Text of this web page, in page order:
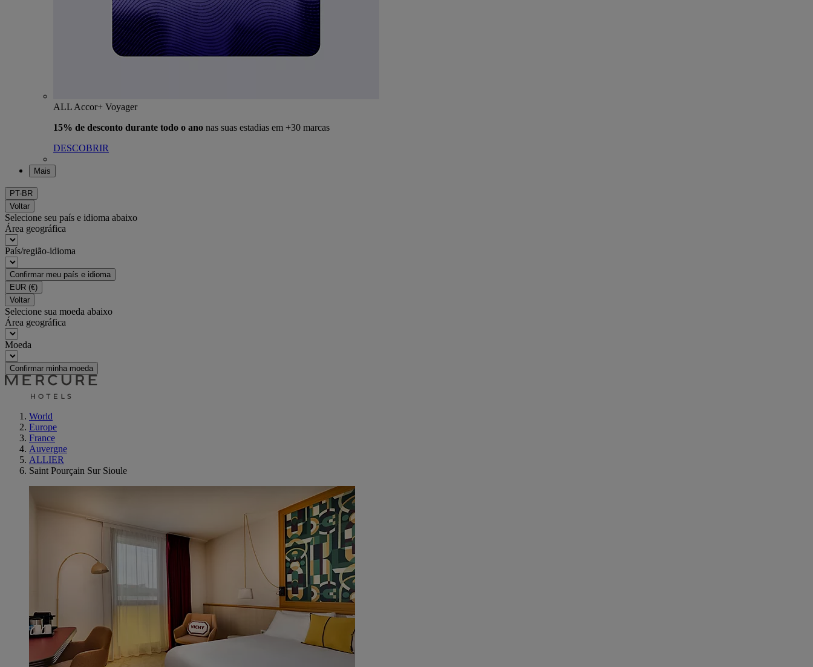
ALL Accor+ Voyager
15% de desconto durante todo o ano nas suas estadias em +30 marcas
DESCOBRIR
Mais
PT-BR
Voltar
Selecione seu país e idioma abaixo
Área geográfica
País/região-idioma
Confirmar meu país e idioma
EUR (€)
Voltar
Selecione sua moeda abaixo
Área geográfica
Moeda
Confirmar minha moeda
World
Europe
France
Auvergne
ALLIER
Saint Pourçain Sur Sioule